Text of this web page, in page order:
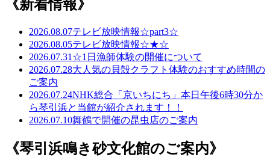
《新着情報》
2026.08.07テレビ放映情報☆part3☆
2026.08.05テレビ放映情報☆★☆
2026.07.31 ☆1日漁師体験の開催について
2026.07.28大人気の貝殻クラフト体験のおすすめ時間の
ご案内
2026.07.24NHK総合「京いちにち」本日午後6時30分か
ら琴引浜と当館が紹介されます！！
2026.07.10舞鶴で開催の昆虫店のご案内
《琴引浜鳴き砂文化館のご案内》